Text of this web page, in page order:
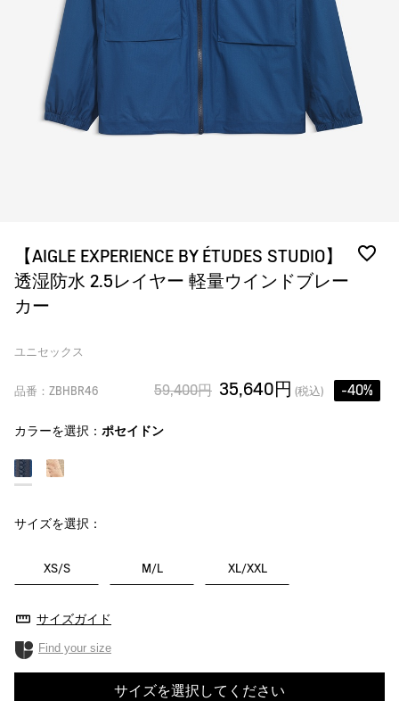
【AIGLE EXPERIENCE BY ÉTUDES STUDIO】
透湿防水 2.5レイヤー 軽量ウインドブレー
カー
ユニセックス
品番：ZBHBR46 59,400円 35,640円 (税込) -40%
カラーを選択： ポセイドン
サイズを選択：
XS/S M/L XL/XXL
サイズガイド
Find your size
サイズを選択してください